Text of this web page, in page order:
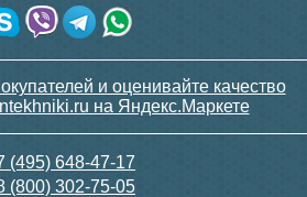
(495) 648-47-17
(800) 302-75-05